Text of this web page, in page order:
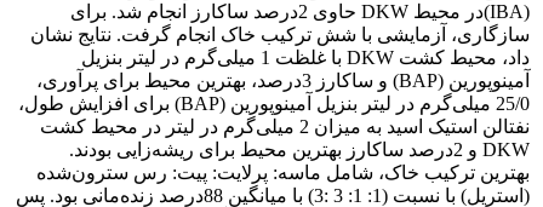
(IBA)در محیط DKW حاوی 2درصد ساکارز انجام شد. برای
سازگاری، آزمایشی با شش ترکیب خاک انجام گرفت. نتایج نشان
داد، محیط کشت DKW با غلظت 1 میلی‌گرم در لیتر بنزیل
آمینوپورین (BAP) و ساکارز 3درصد، بهترین محیط برای پرآوری،
25/0 میلی‌گرم در لیتر بنزیل آمینوپورین (BAP) برای افزایش طول،
نفتالن استیک اسید به میزان 2 میلی‌گرم در لیتر در محیط کشت
DKW و 2درصد ساکارز بهترین محیط برای ریشه‌زایی بودند.
بهترین ترکیب خاک، شامل ماسه: پرلایت: پیت: رس سترون‌شده
(استریل) با نسبت (1: 1: 3 :3) با میانگین 88درصد زنده‌مانی بود. پس